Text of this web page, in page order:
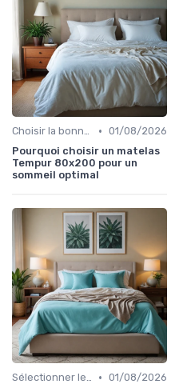
Choisir la bonne taille • 01/08/2026
Pourquoi choisir un matelas
Tempur 80x200 pour un
sommeil optimal
Sélectionner le niveau de fermeté • 01/08/2026